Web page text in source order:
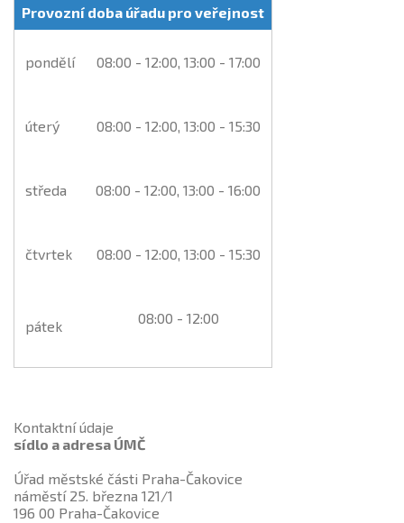
Provozní doba úřadu pro veřejnost
pondělí 08:00 - 12:00, 13:00 - 17:00
úterý 08:00 - 12:00, 13:00 - 15:30
středa 08:00 - 12:00, 13:00 - 16:00
čtvrtek 08:00 - 12:00, 13:00 - 15:30
pátek 08:00 - 12:00
Kontaktní údaje
sídlo a adresa ÚMČ
Úřad městské části Praha-Čakovice
náměstí 25. března 121/1
196 00 Praha-Čakovice